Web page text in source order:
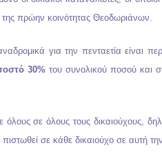
πρώην κοινότητας Θεοδωριάνων.
για την πενταετία είναι
30% του συνολικού ποσού και
σε όλους τους δικαιούχους,
σε κάθε δικαιούχο σε αυτή